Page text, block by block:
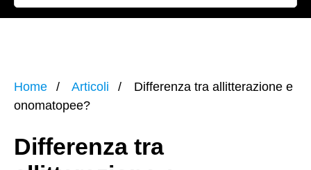
Home Articoli
Differenza tra allitterazione e
onomatopee?
Differenza tra